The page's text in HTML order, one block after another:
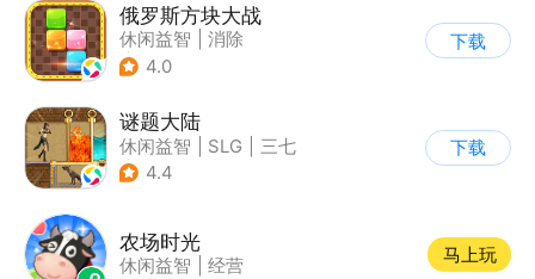
俄罗斯方块大战
休闲益智
消除
| 俄罗斯方块
4.0
下载
谜题大陆
休闲益智 SLG
三七
| 策略
4.4
下载
农场时光
休闲益智 经营
马上玩